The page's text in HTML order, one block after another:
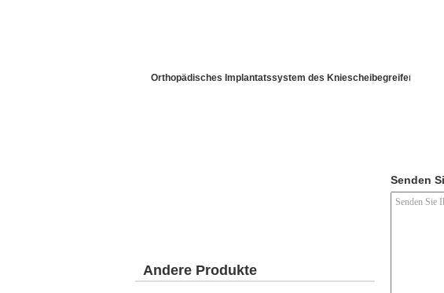
Orthopädisches Implantatssystem des Kniescheibegreifers
Senden
Andere Produkte